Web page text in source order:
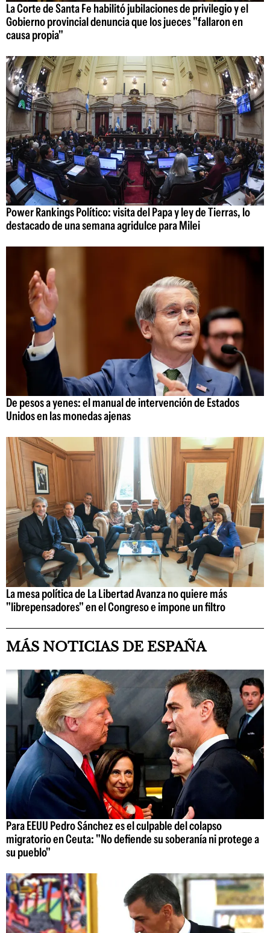
La Corte de Santa Fe habilitó jubilaciones de privilegio y el
Gobierno provincial denuncia que los jueces "fallaron en
causa propia"
Power Rankings Político: visita del Papa y ley de Tierras, lo
destacado de una semana agridulce para Milei
De pesos a yenes: el manual de intervención de Estados
Unidos en las monedas ajenas
La mesa política de La Libertad Avanza no quiere más
"librepensadores" en el Congreso e impone un filtro
MÁS NOTICIAS DE ESPAÑA
Para EEUU Pedro Sánchez es el culpable del colapso
migratorio en Ceuta: "No defiende su soberanía ni protege a
su pueblo"